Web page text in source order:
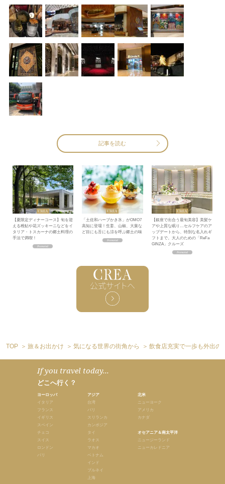
記事を読む
【夏限定ディナーコース】旬を迎
える稚鮎や花ズッキーニなどをイ
タリア・トスカーナの郷土料理の
手法で満喫！
「土佐和ハーブかき氷」がOMO7
高知に登場！生姜、山椒、大葉な
ど目にも舌にも涼を呼ぶ郷土の味
【銀座で出合う最旬美容】美髪ケ
アや上質な眠り…セルフケアのア
ップデートから、特別な名入れギ
フトまで。大人のための「ReFa
GINZA」クルーズ
TOP 旅＆お出かけ 気になる世界の街角から 飲食店充実で一歩も外出の
If you travel today...
どこへ行く？
ヨーロッパ
イタリア
フランス
イギリス
スペイン
チェコ
スイス
ロンドン
パリ
アジア
台湾
バリ
スリランカ
カンボジア
タイ
ラオス
マカオ
ベトナム
インド
ブルネイ
上海
北米
ニューヨーク
アメリカ
カナダ
オセアニア＆南太平洋
ニュージーランド
ニューカレドニア